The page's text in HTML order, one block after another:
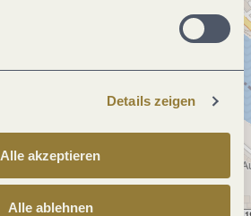
Details zeigen
Alle akzeptieren
Alle ablehnen